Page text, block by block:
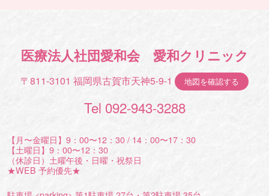
医療法人社団愛和会 愛和クリニック
〒811-3101 福岡県古賀市天神5-9-1 地図を確認する
Tel 092-943-3288
【月〜金曜日】9：00〜12：30 / 14：00〜17：30
【土曜日】9：00〜12：30
（休診日）土曜午後・日曜・祝祭日
★WEB 予約優先★